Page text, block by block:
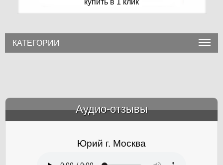
КАТЕГОРИИ
Аудио-отзывы
Юрий г. Москва